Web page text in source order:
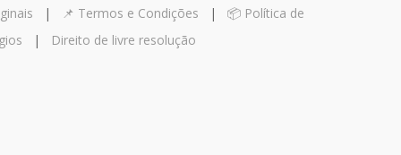
| 📌 Termos e Condições | 📦 Política de
| Direito de livre resolução